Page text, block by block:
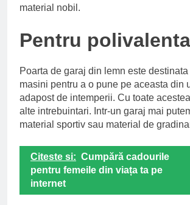
material nobil.
Pentru
Poarta de garaj din lemn este
masini pentru a o pune pe aceasta din
adapost de intemperii. Cu toate
alte intrebuintari. Intr-un garaj mai
material sportiv sau material de
Citeste si: Cumpără cadourile
pentru femeile din viața ta pe
internet